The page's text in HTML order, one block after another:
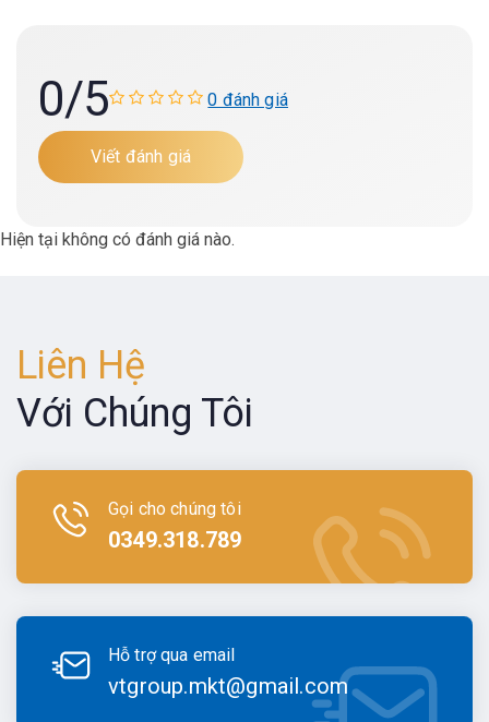
0/5 0 đánh giá
Viết đánh giá
Hiện tại không có đánh giá nào.
Liên Hệ
Với Chúng Tôi
Gọi cho chúng tôi
0349.318.789
Hỗ trợ qua email
vtgroup.mkt@gmail.com